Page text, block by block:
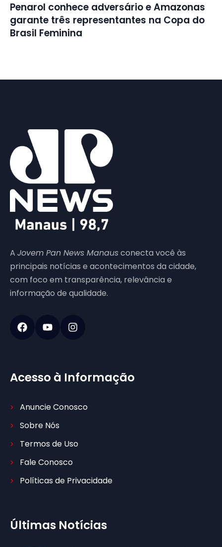
Penarol conhece adversário e Amazonas
garante três representantes na Copa do
Brasil Feminina
A Jovem Pan News Manausconecta você às
principais notícias e acontecimentos da cidade,
com foco em transparência, relevância e
informação de qualidade.
Acesso à Informação
Anuncie Conosco
Sobre Nós
Termos de Uso
Fale Conosco
Políticas de Privacidade
Últimas Notícias